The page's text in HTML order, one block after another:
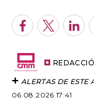
Facebook
Twitter
ALERTAS DE ESTE
06.08.2026 17:41